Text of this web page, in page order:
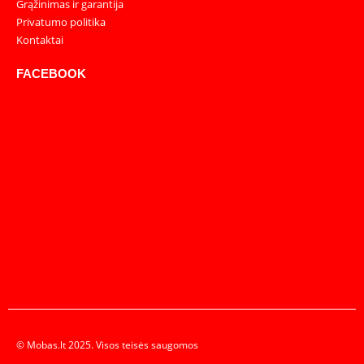
Grąžinimas ir garantija
Privatumo politika
Kontaktai
FACEBOOK
© Mobas.lt 2025. Visos teisės saugomos